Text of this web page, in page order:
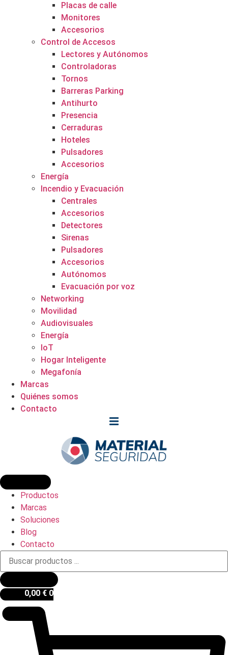
Placas de calle
Monitores
Accesorios
Control de Accesos
Lectores y Autónomos
Controladoras
Tornos
Barreras Parking
Antihurto
Presencia
Cerraduras
Hoteles
Pulsadores
Accesorios
Energía
Incendio y Evacuación
Centrales
Accesorios
Detectores
Sirenas
Pulsadores
Accesorios
Autónomos
Evacuación por voz
Networking
Movilidad
Audiovisuales
Energía
IoT
Hogar Inteligente
Megafonía
Marcas
Quiénes somos
Contacto
Productos
Marcas
Soluciones
Blog
Contacto
Búsqueda
productos
0,00 € 0